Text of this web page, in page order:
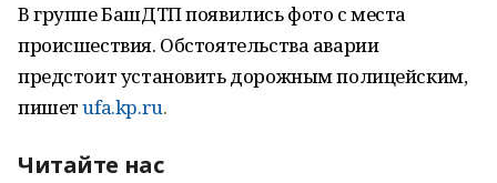
В группе БашДТП появились фото с места
происшествия. Обстоятельства аварии
предстоит установить дорожным полицейским,
пишетufa.kp.ru.
Читайте нас